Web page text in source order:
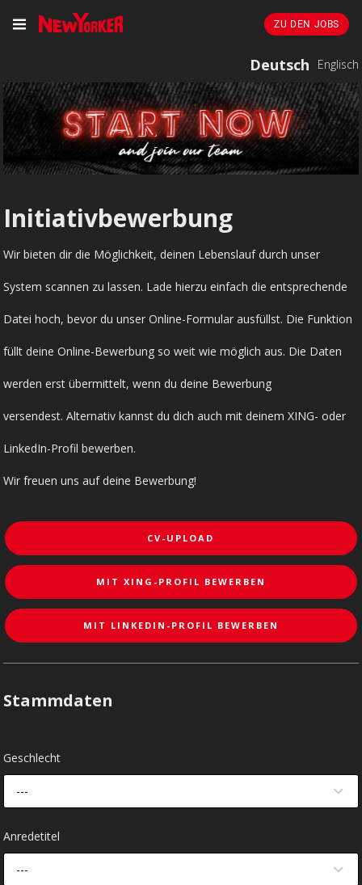
ZU DEN JOBS
Deutsch Englisch
Initiativbewerbung
Wir bieten dir die Möglichkeit, deinen Lebenslauf durch unser
System scannen zu lassen. Lade hierzu einfach die entsprechende
Datei hoch, bevor du unser Online-Formular ausfüllst. Die Funktion
füllt deine Online-Bewerbung so weit wie möglich aus. Die Daten
werden erst übermittelt, wenn du deine Bewerbung
versendest. Alternativ kannst du dich auch mit deinem XING- oder
LinkedIn-Profil bewerben.
Wir freuen uns auf deine Bewerbung!
CV-UPLOAD
MIT XING-PROFIL BEWERBEN
MIT LINKEDIN-PROFIL BEWERBEN
Stammdaten
Geschlecht
---
Anredetitel
---